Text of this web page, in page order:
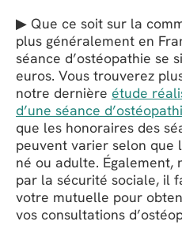
▶ Que ce soit sur la
plus généralement en
séance d’ostéopathie se
euros. Vous trouverez
notre dernière étude
d’une séance
que les honoraires des
peuvent varier selon que
né ou adulte. Également,
par la sécurité sociale, il
votre mutuelle pour
vos consultations